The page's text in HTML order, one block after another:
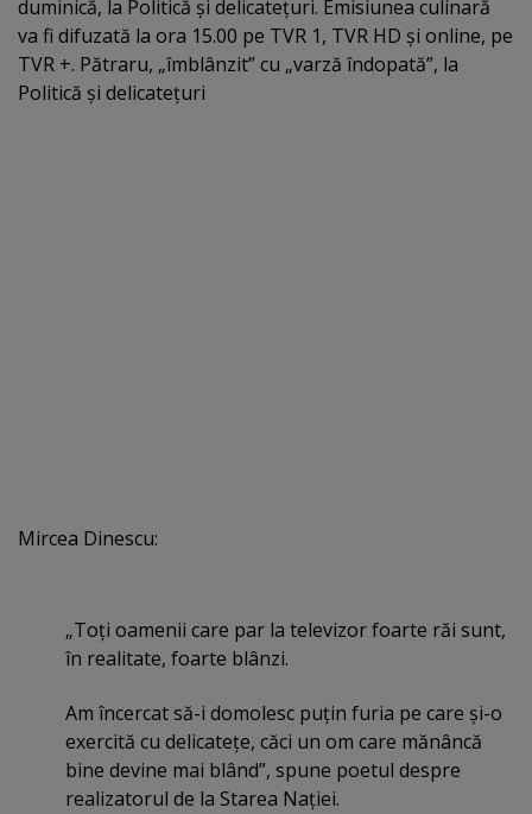
duminică, la Politică şi delicateţuri. Emisiunea culinară
va fi difuzată la ora 15.00 pe TVR 1, TVR HD şi online, pe
TVR +. Pătraru, „îmblânzit” cu „varză îndopată”, la
Politică şi delicateţuri
Mircea Dinescu:
„Toţi oamenii care par la televizor foarte răi sunt,
în realitate, foarte blânzi.
Am încercat să-i domolesc puţin furia pe care şi-o
exercită cu delicateţe, căci un om care mănâncă
bine devine mai blând”, spune poetul despre
realizatorul de la Starea Naţiei.